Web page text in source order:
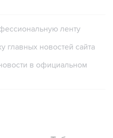
ленту
главных новостей сайта
в официальном